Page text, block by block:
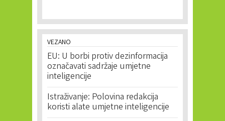
VEZANO
EU: U borbi protiv dezinformacija
označavati sadržaje umjetne
inteligencije
Istraživanje: Polovina redakcija
koristi alate umjetne inteligencije